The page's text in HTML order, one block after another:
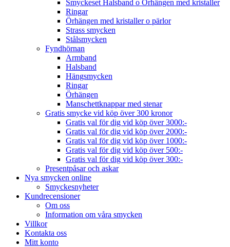
Smyckeset Halsband o Örhängen med kristaller
Ringar
Örhängen med kristaller o pärlor
Strass smycken
Stålsmycken
Fyndhörnan
Armband
Halsband
Hängsmycken
Ringar
Örhängen
Manschettknappar med stenar
Gratis smycke vid köp över 300 kronor
Gratis val för dig vid köp över 3000:-
Gratis val för dig vid köp över 2000:-
Gratis val för dig vid köp över 1000:-
Gratis val för dig vid köp över 500:-
Gratis val för dig vid köp över 300:-
Presentpåsar och askar
Nya smycken online
Smyckesnyheter
Kundrecensioner
Om oss
Information om våra smycken
Villkor
Kontakta oss
Mitt konto